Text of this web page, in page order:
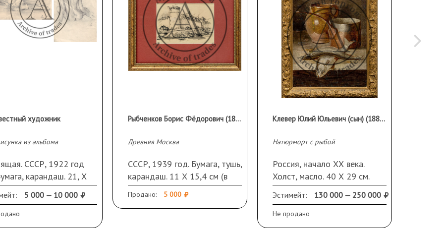
картины отличаются
и светом.
Он часто показывал
художник
из альбома
СССР, 1922 год
карандаш. 21, Х
Монограмма и дата
внизу.
обнаженная со
СССР, 1924 год (?).
5 000 — 10 000
Рыбченков Борис Фёдорович (1899–1994 гг)
Древняя Москва
СССР, 1939 год. Бумага, тушь,
карандаш. 11 Х 15,4 см (в
свету). Рама, стекло,
паспарту
Продано: 5 000
Клевер Юлий Юльевич (сын) (1882–1942 гг.)
Натюрморт с рыбой
Россия, начало ХХ века.
Холст, масло. 40 Х 29 см.
Подпись в правом верхнем
углу. Реставрация, заплаты с
оборота. В раме.
Эстимейт: 130 000 — 250 000
Не продано